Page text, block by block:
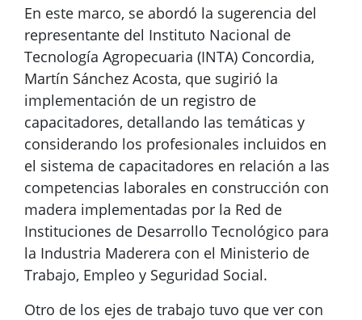
En este marco, se abordó la sugerencia del
representante del Instituto Nacional de
Tecnología Agropecuaria (INTA) Concordia,
Martín Sánchez Acosta, que sugirió la
implementación de un registro de
capacitadores, detallando las temáticas y
considerando los profesionales incluidos en
el sistema de capacitadores en relación a las
competencias laborales en construcción con
madera implementadas por la Red de
Instituciones de Desarrollo Tecnológico para
la Industria Maderera con el Ministerio de
Trabajo, Empleo y Seguridad Social.
Otro de los ejes de trabajo tuvo que ver con